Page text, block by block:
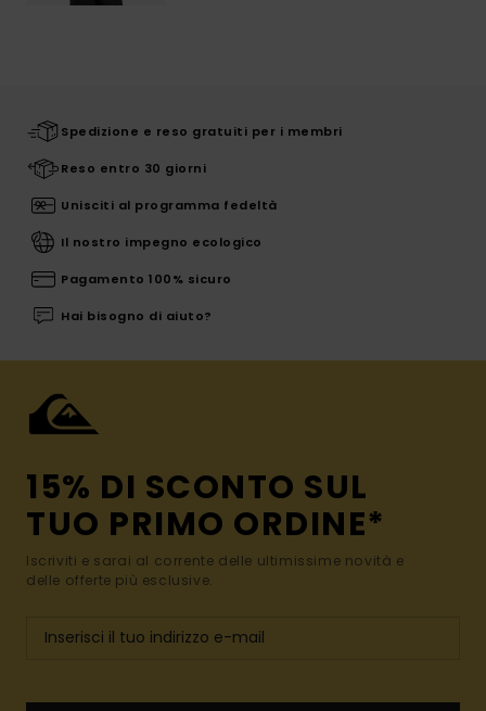
Spedizione e reso gratuiti per i membri
Reso entro 30 giorni
Unisciti al programma fedeltà
Il nostro impegno ecologico
Pagamento 100% sicuro
Hai bisogno di aiuto?
15% DI SCONTO SUL
TUO PRIMO ORDINE*
Iscriviti e sarai al corrente delle ultimissime novità e
delle offerte più esclusive.